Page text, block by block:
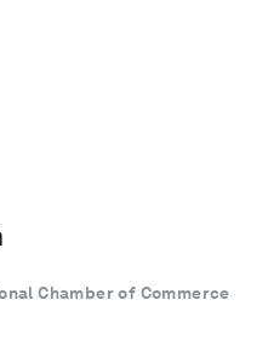
Chamber of Commerce